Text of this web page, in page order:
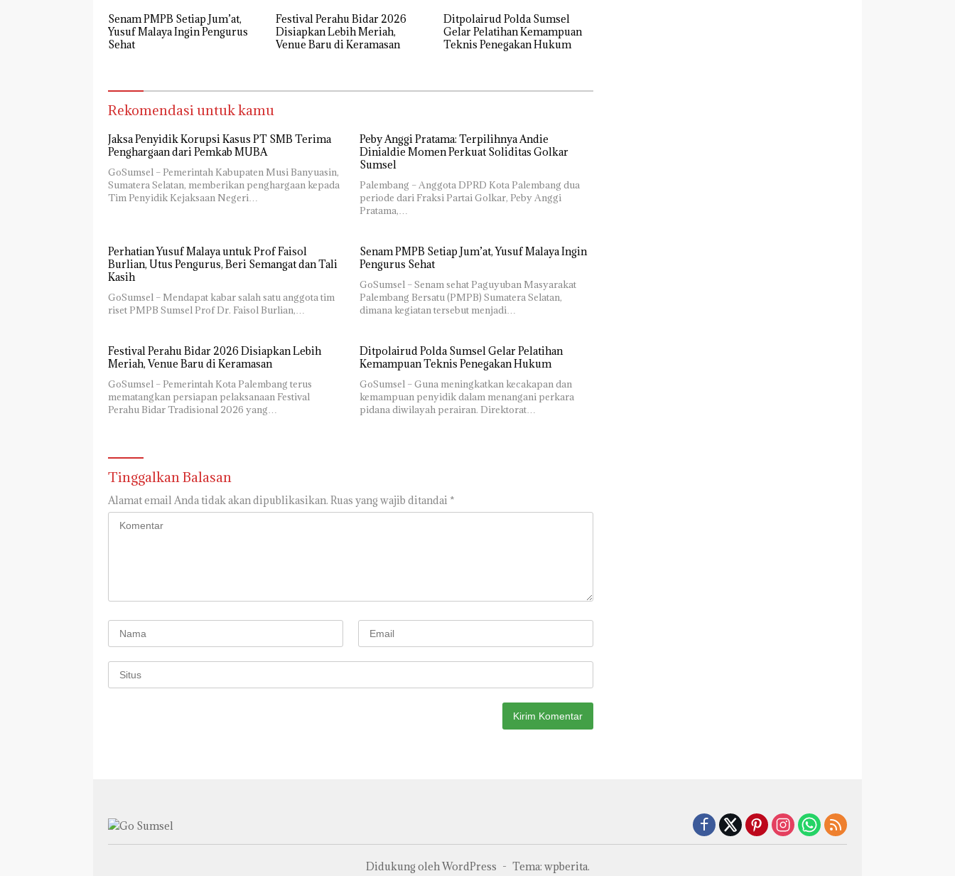
Senam PMPB Setiap Jum’at,
Yusuf Malaya Ingin Pengurus
Sehat
Festival Perahu Bidar 2026
Disiapkan Lebih Meriah,
Venue Baru di Keramasan
Ditpolairud Polda Sumsel
Gelar Pelatihan Kemampuan
Teknis Penegakan Hukum
Rekomendasi untuk kamu
Jaksa Penyidik Korupsi Kasus PT SMB Terima
Penghargaan dari Pemkab MUBA
GoSumsel – Pemerintah Kabupaten Musi Banyuasin,
Sumatera Selatan, memberikan penghargaan kepada
Tim Penyidik Kejaksaan Negeri…
Peby Anggi Pratama: Terpilihnya Andie
Dinialdie Momen Perkuat Soliditas Golkar
Sumsel
Palembang – Anggota DPRD Kota Palembang dua
periode dari Fraksi Partai Golkar, Peby Anggi
Pratama,…
Perhatian Yusuf Malaya untuk Prof Faisol
Burlian, Utus Pengurus, Beri Semangat dan Tali
Kasih
GoSumsel – Mendapat kabar salah satu anggota tim
riset PMPB Sumsel Prof Dr. Faisol Burlian,…
Senam PMPB Setiap Jum’at, Yusuf Malaya Ingin
Pengurus Sehat
GoSumsel – Senam sehat Paguyuban Masyarakat
Palembang Bersatu (PMPB) Sumatera Selatan,
dimana kegiatan tersebut menjadi…
Festival Perahu Bidar 2026 Disiapkan Lebih
Meriah, Venue Baru di Keramasan
GoSumsel – Pemerintah Kota Palembang terus
mematangkan persiapan pelaksanaan Festival
Perahu Bidar Tradisional 2026 yang…
Ditpolairud Polda Sumsel Gelar Pelatihan
Kemampuan Teknis Penegakan Hukum
GoSumsel – Guna meningkatkan kecakapan dan
kemampuan penyidik dalam menangani perkara
pidana diwilayah perairan. Direktorat…
Tinggalkan Balasan
Alamat email Anda tidak akan dipublikasikan. Ruas yang wajib ditandai *
Didukung oleh WordPress - Tema: wpberita.